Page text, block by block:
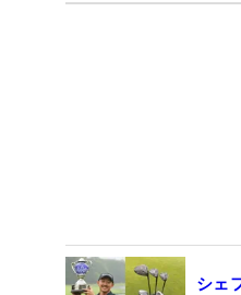
シェ